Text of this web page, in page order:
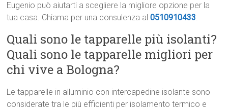
Eugenio può aiutarti a scegliere la migliore opzione per la
tua casa. Chiama per una consulenza al0510910433.
Quali sono le tapparelle più isolanti?
Quali sono le tapparelle migliori per
chi vive a Bologna?
Le tapparelle in alluminio con intercapedine isolante sono
considerate tra le più efficienti per isolamento termico e